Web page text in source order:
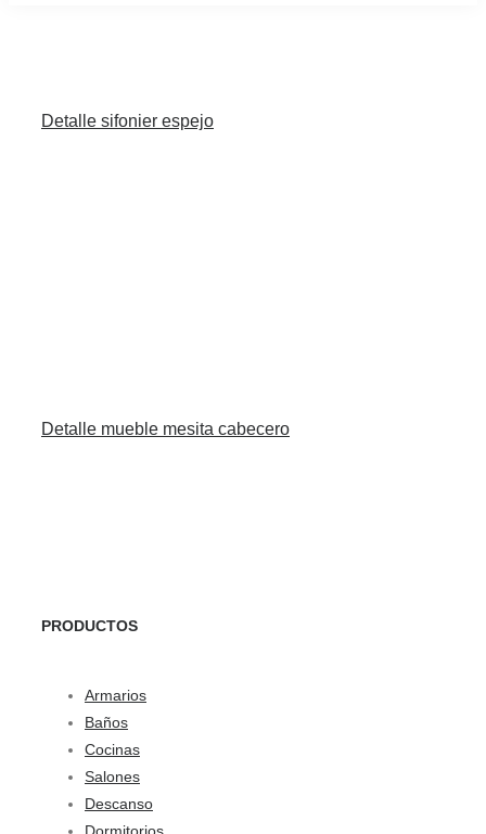
Detalle sifonier espejo
Detalle mueble mesita cabecero
PRODUCTOS
Armarios
Baños
Cocinas
Salones
Descanso